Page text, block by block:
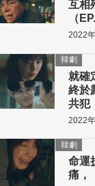
互相
（
2022
就確
終於
共犯
韓劇
2022
命運
痛，
韓劇